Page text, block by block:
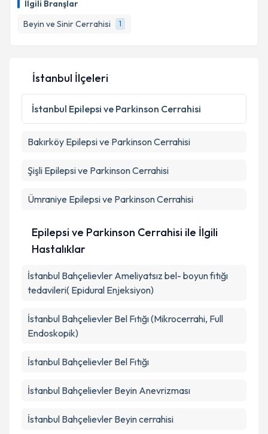
İlgili Branşlar
Beyin ve Sinir Cerrahisi
1
takvim hazırlandığında e-posta ile bilgilendireceğiz.
Kişisel verilerimin işlenmesine ilişkinAydınlatma
Metni 'ni okudum ve kişisel verilerimin belirtilen
kapsamda işlenmesini kabul ediyorum.
İstanbul İlçeleri
İstanbul Epilepsi ve Parkinson Cerrahisi
Bakırköy Epilepsi ve Parkinson Cerrahisi
Şişli Epilepsi ve Parkinson Cerrahisi
Ümraniye Epilepsi ve Parkinson Cerrahisi
Epilepsi ve Parkinson Cerrahisi ile İlgili
Hastalıklar
İstanbul Bahçelievler Ameliyatsız bel- boyun fıtığı
tedavileri( Epidural Enjeksiyon)
İstanbul Bahçelievler Bel Fıtığı (Mikrocerrahi, Full
Endoskopik)
İstanbul Bahçelievler Bel Fıtığı
İstanbul Bahçelievler Beyin Anevrizması
İstanbul Bahçelievler Beyin cerrahisi